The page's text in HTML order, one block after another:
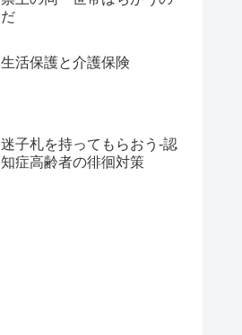
だ
生活保護と介護保険
迷子札を持ってもらおう-認
知症高齢者の徘徊対策